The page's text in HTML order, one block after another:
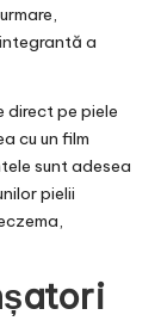
a
direct pe piele
cu un film
sunt adesea
pielii